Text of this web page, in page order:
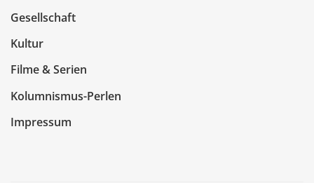
Gesellschaft
Kultur
Filme & Serien
Kolumnismus-Perlen
Impressum